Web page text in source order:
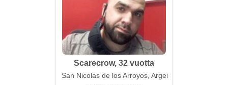
Scarecrow, 32 vuotta
San Nicolas de los Arroyos, Argentiina